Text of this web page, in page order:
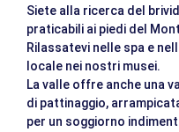
Siete alla ricerca del
praticabili ai piedi del
Rilassatevi nelle spa e
locale nei nostri musei.
La valle offre anche una
di pattinaggio,
per un soggiorno